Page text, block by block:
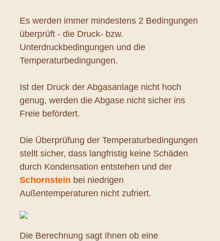
Es werden immer mindestens 2 Bedingungen
überprüft - die Druck- bzw.
Unterdruckbedingungen und die
Temperaturbedingungen.
Ist der Druck der Abgasanlage nicht hoch
genug, werden die Abgase nicht sicher ins
Freie befördert.
Die Überprüfung der Temperaturbedingungen
stellt sicher, dass langfristig keine Schäden
durch Kondensation entstehen und der
Schornstein bei niedrigen
Außentemperaturen nicht zufriert.
Die Berechnung sagt Ihnen ob eine